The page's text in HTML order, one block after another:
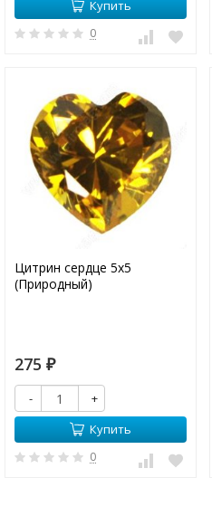
Купить
0
Цитрин сердце 5х5
(Природный)
275 ₽
-
+
Купить
0